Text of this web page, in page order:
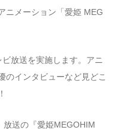
ニメーション「愛姫 MEG
放送を実施します。アニ
のインタビューなど見どこ
送の『愛姫MEGOHIM